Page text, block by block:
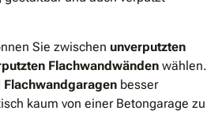
Sie zwischen unverputzten
Flachwandwänden wählen.
Flachwandgaragen besser
kaum von einer Betongarage zu